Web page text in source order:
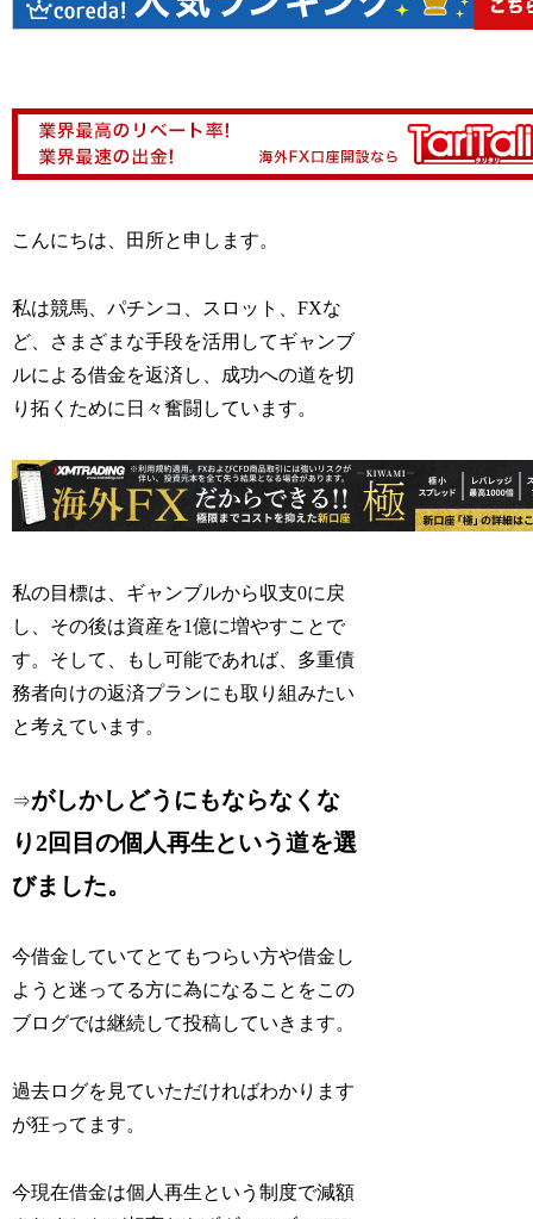
こんにちは、田所と申します。
私は競馬、パチンコ、スロット、FXな
ど、さまざまな手段を活用してギャンブ
ルによる借金を返済し、成功への道を切
り拓くために日々奮闘しています。
私の目標は、ギャンブルから収支0に戻
し、その後は資産を1億に増やすことで
す。そして、もし可能であれば、多重債
務者向けの返済プランにも取り組みたい
と考えています。
⇒がしかしどうにもならなくな
り2回目の個人再生という道を選
びました。
今借金していてとてもつらい方や借金し
ようと迷ってる方に為になることをこの
ブログでは継続して投稿していきます。
過去ログを見ていただければわかります
が狂ってます。
今現在借金は個人再生という制度で減額